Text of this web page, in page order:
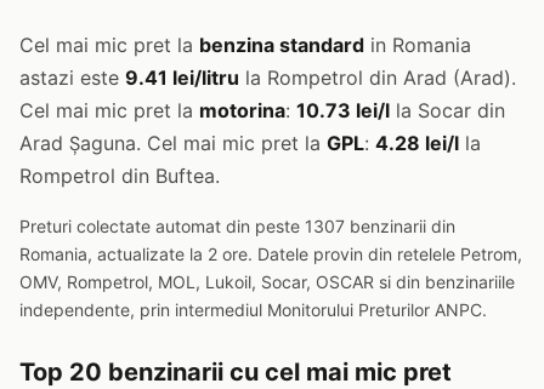
Cel mai mic pret la benzina standard in Romania
astazi este 9.41 lei/litru la Rompetrol din Arad (Arad).
Cel mai mic pret la motorina: 10.73 lei/l la Socar din
Arad Șaguna. Cel mai mic pret la GPL: 4.28 lei/l la
Rompetrol din Buftea.
Preturi colectate automat din peste 1307 benzinarii din
Romania, actualizate la 2 ore. Datele provin din retelele Petrom,
OMV, Rompetrol, MOL, Lukoil, Socar, OSCAR si din benzinariile
independente, prin intermediul Monitorului Preturilor ANPC.
Top 20 benzinarii cu cel mai mic pret